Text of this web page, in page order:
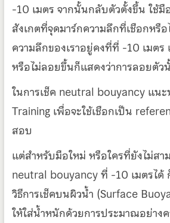
-10 เมตร จากนั้นกลับตัวตั้งขึ้น ใช้มื
สังเกตที่จุดมาร์กความลึกที่เชือกหรื
ความลึกของเราอยู่คงที่ที่ -10 เมตร
หรือไม่ลอยขึ้นก็แสดงว่าการลอยตัว
ในการเช็ค neutral bouyancy แน
Training เพื่อจะใช้เชือกเป็น
สอบ
แต่สำหรับมือใหม่ หรือใครที่ยังไม่สา
neutral bouyancy ที่ -10 เมตรได้
วิธีการเช็คบนผิวน้ำ (Surface
ให้ใส่น้ำหนักด้วยการประมาณอย่าง